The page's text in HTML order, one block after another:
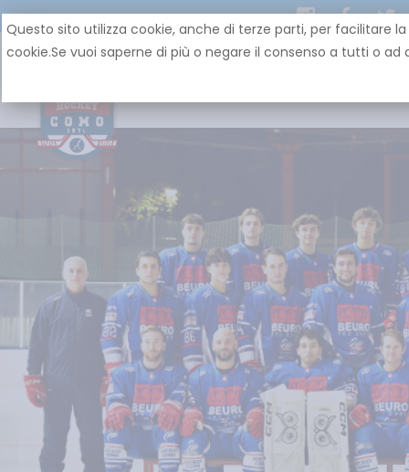
Questo sito utilizza cookie, anche di terze parti, per facilitare
cookie.Se vuoi saperne di più o negare il consenso a tutti o ad